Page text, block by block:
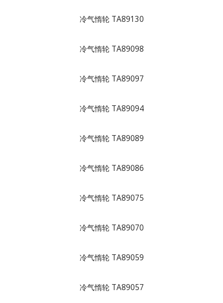
冷气惰轮 TA89130
冷气惰轮 TA89098
冷气惰轮 TA89097
冷气惰轮 TA89094
冷气惰轮 TA89089
冷气惰轮 TA89086
冷气惰轮 TA89075
冷气惰轮 TA89070
冷气惰轮 TA89059
冷气惰轮 TA89057